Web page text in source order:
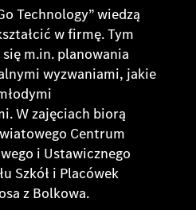
Technology” wiedzą
w firmę. Tym
m.in. planowania
wyzwaniami, jakie
W zajęciach biorą
Centrum
i Ustawicznego
Szkół i Placówek
z Bolkowa.